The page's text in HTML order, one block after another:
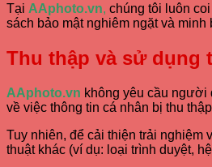
Tại AAphoto.vn, chúng tôi luôn
sách bảo mật nghiêm ngặt và
Thu thập và sử dụng
AAphoto.vn không yêu cầu người
về việc thông tin cá nhân bị thu
Tuy nhiên, để cải thiện trải nghiệm
thuật khác (ví dụ: loại trình duyệt,